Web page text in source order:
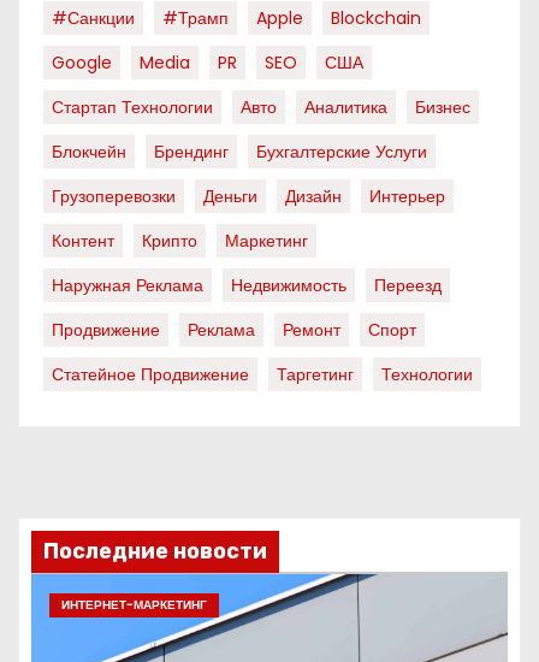
#санкции
#трамп Apple
Blockchain
Google
Media PR SEO
США
Стартап Технологии
Авто Аналитика
Бизнес
Блокчейн
Брендинг
Бухгалтерские Услуги
Грузоперевозки
Деньги Дизайн
Интерьер
Контент
Крипто
Маркетинг
Наружная Реклама
Недвижимость
Переезд
Продвижение
Реклама Ремонт
Спорт
Статейное Продвижение
Таргетинг Технологии
Последние новости
ИНТЕРНЕТ-МАРКЕТИНГ